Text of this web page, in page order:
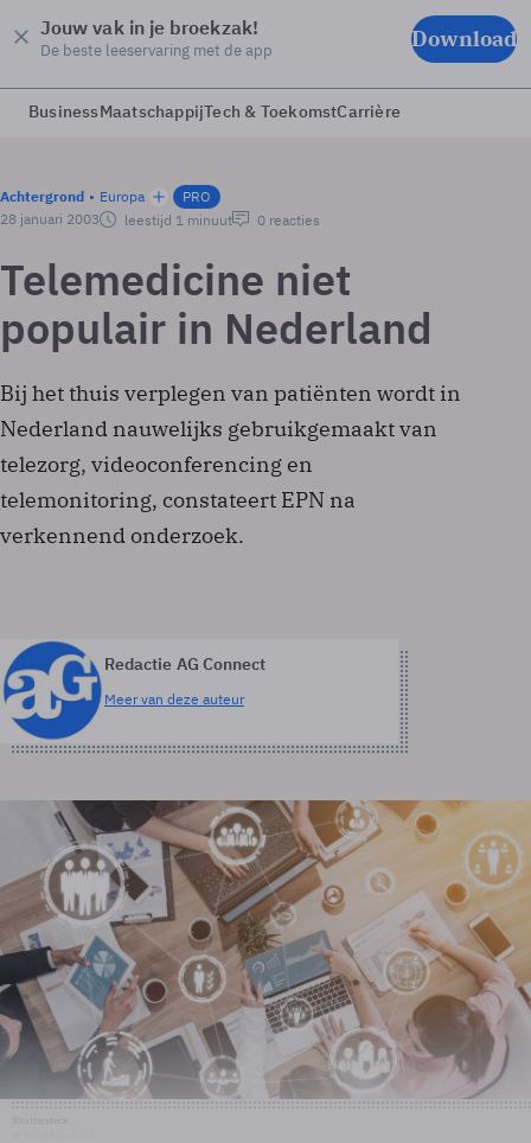
Jouw vak in je broekzak!
De beste leeservaring met de app Download
BusinessMaatschappijTech & ToekomstCarrière
Achtergrond Europa
PRO
28 januari 2003
leestijd 1 minuut 0 reacties
Telemedicine niet
populair in Nederland
Bij het thuis verplegen van patiënten wordt in
Nederland nauwelijks gebruikgemaakt van
telezorg, videoconferencing en
telemonitoring, constateert EPN na
verkennend onderzoek.
Redactie AG Connect
Meer van deze auteur